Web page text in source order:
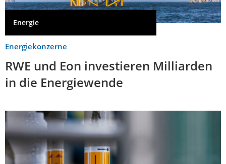
Energie
Energiekonzerne
RWE und Eon investieren Milliarden
in die Energiewende